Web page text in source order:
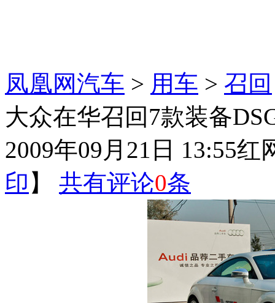
凤凰网汽车 > 用车 > 召回
大众在华召回7款装备
2009年09月21日 13:55红
印 】 共有评论0条